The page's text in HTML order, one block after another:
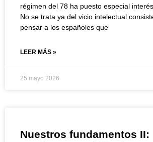
régimen del 78 ha puesto especial
No se trata ya del vicio intelectual
pensar a los españoles que
LEER MÁS »
25 mayo 2026
Nuestros fundamentos II: